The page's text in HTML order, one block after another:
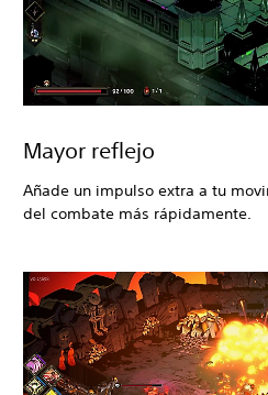
Mayor reflejo
Añade un impulso extra a tu
del combate más rápidamente.